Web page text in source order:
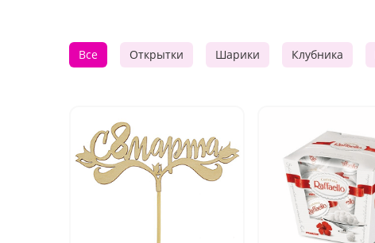
Все Открытки Шарики Клубника